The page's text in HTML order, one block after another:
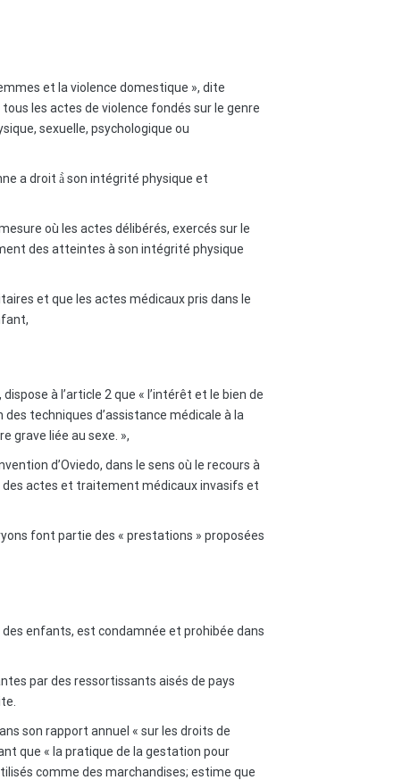
et la violence domestique », dite
les actes de violence fondés sur le genre
sexuelle, psychologique ou
a droit à̀ son intégrité physique et
où les actes délibérés, exercés sur le
des atteintes à son intégrité physique
et que les actes médicaux pris dans le
, dispose à l’article 2 que « l’intérêt et le bien de
techniques d’assistance médicale à la
grave liée au sexe. »,
d’Oviedo, dans le sens où le recours à
des actes et traitement médicaux invasifs et
font partie des « prestations » proposées
enfants, est condamnée et prohibée dans
par des ressortissants aisés de pays
son rapport annuel « sur les droits de
que « la pratique de la gestation pour
comme des marchandises; estime que